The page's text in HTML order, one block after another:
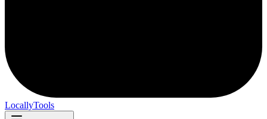
LocallyTools